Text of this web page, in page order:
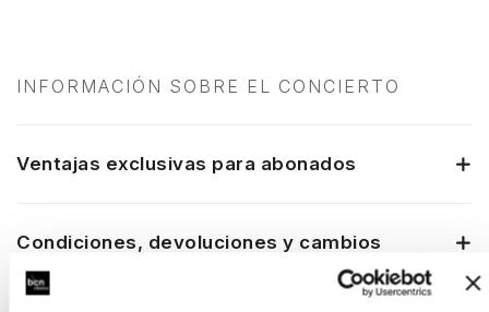
INFORMACIÓN SOBRE EL CONCIERTO
Ventajas exclusivas para abonados
Condiciones, devoluciones y cambios